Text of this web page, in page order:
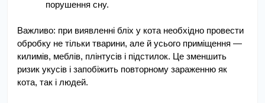
порушення сну.
Важливо: при виявленні бліх у кота необхідно провести
обробку не тільки тварини, але й усього приміщення —
килимів, меблів, плінтусів і підстилок. Це зменшить
ризик укусів і запобіжить повторному зараженню як
кота, так і людей.